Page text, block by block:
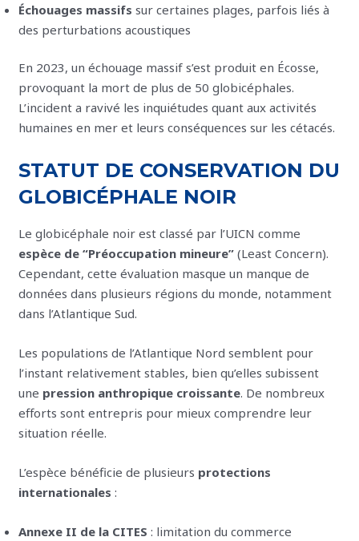
Échouages massifs sur certaines plages, parfois liés à
des perturbations acoustiques
En 2023, un échouage massif s’est produit en Écosse,
provoquant la mort de plus de 50 globicéphales.
L’incident a ravivé les inquiétudes quant aux activités
humaines en mer et leurs conséquences sur les cétacés.
STATUT DE CONSERVATION DU
GLOBICÉPHALE NOIR
Le globicéphale noir est classé par l’UICN comme
espèce de “Préoccupation mineure” (Least Concern).
Cependant, cette évaluation masque un manque de
données dans plusieurs régions du monde, notamment
dans l’Atlantique Sud.
Les populations de l’Atlantique Nord semblent pour
l’instant relativement stables, bien qu’elles subissent
une pression anthropique croissante. De nombreux
efforts sont entrepris pour mieux comprendre leur
situation réelle.
L’espèce bénéficie de plusieurs protections
internationales :
Annexe II de la CITES : limitation du commerce